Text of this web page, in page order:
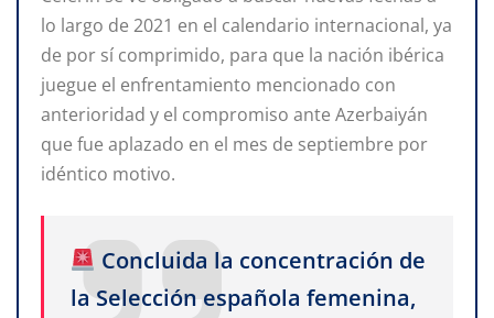
lo largo de 2021 en el calendario internacional, ya
de por sí comprimido, para que la nación ibérica
juegue el enfrentamiento mencionado con
anterioridad y el compromiso ante Azerbaiyán
que fue aplazado en el mes de septiembre por
idéntico motivo.
Concluida la concentración de
la Selección española femenina,